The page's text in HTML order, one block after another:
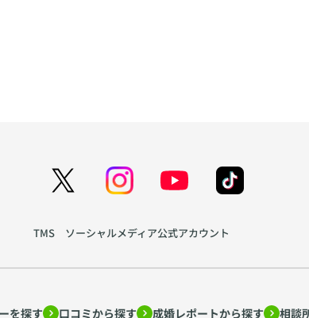
TMS ソーシャルメディア公式アカウント
を探す 口コミから探す 成婚レポートから探す 相談